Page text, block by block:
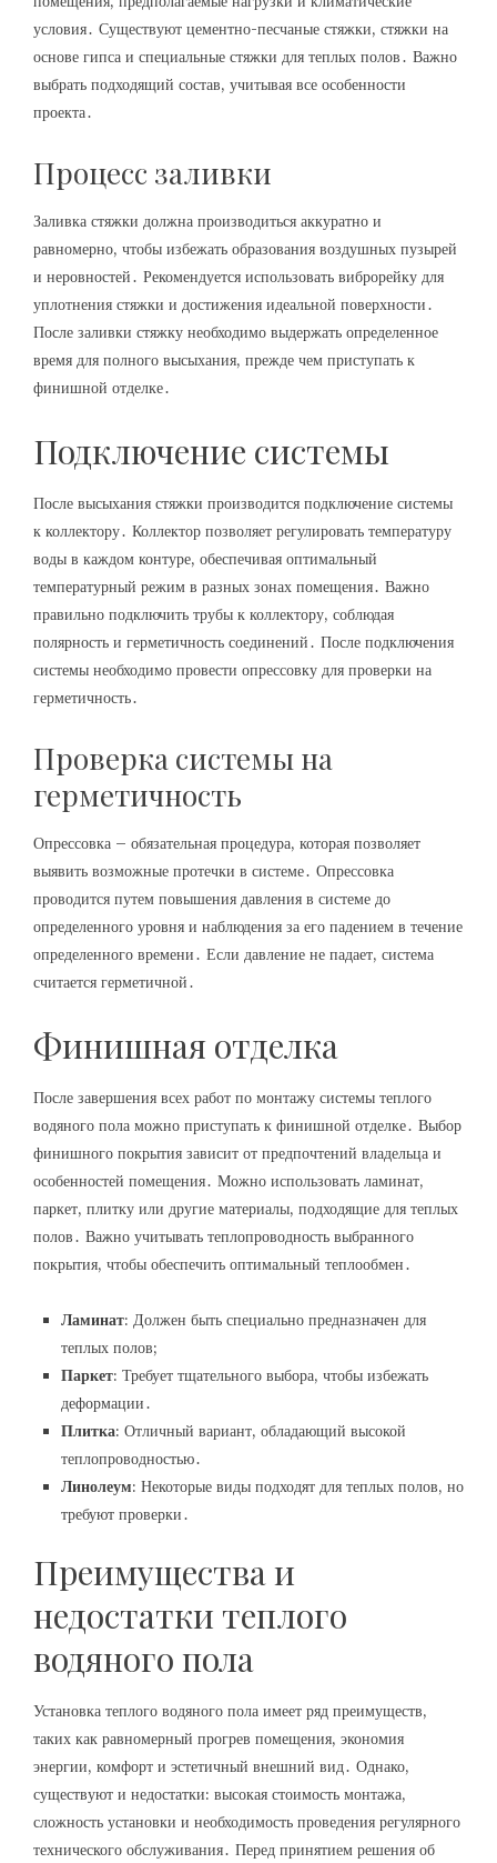
условия․ Существуют цементно-песчаные стяжки, стяжки на
основе гипса и специальные стяжки для теплых полов․ Важно
выбрать подходящий состав, учитывая все особенности
проекта․
Процесс заливки
Заливка стяжки должна производиться аккуратно и
равномерно, чтобы избежать образования воздушных пузырей
и неровностей․ Рекомендуется использовать виброрейку для
уплотнения стяжки и достижения идеальной поверхности․
После заливки стяжку необходимо выдержать определенное
время для полного высыхания, прежде чем приступать к
финишной отделке․
Подключение системы
После высыхания стяжки производится подключение системы
к коллектору․ Коллектор позволяет регулировать температуру
воды в каждом контуре, обеспечивая оптимальный
температурный режим в разных зонах помещения․ Важно
правильно подключить трубы к коллектору, соблюдая
полярность и герметичность соединений․ После подключения
системы необходимо провести опрессовку для проверки на
герметичность․
Проверка системы на
герметичность
Опрессовка – обязательная процедура, которая позволяет
выявить возможные протечки в системе․ Опрессовка
проводится путем повышения давления в системе до
определенного уровня и наблюдения за его падением в течение
определенного времени․ Если давление не падает, система
считается герметичной․
Финишная отделка
После завершения всех работ по монтажу системы теплого
водяного пола можно приступать к финишной отделке․ Выбор
финишного покрытия зависит от предпочтений владельца и
особенностей помещения․ Можно использовать ламинат,
паркет, плитку или другие материалы, подходящие для теплых
полов․ Важно учитывать теплопроводность выбранного
покрытия, чтобы обеспечить оптимальный теплообмен․
Ламинат: Должен быть специально предназначен для
теплых полов;
Паркет: Требует тщательного выбора, чтобы избежать
деформации․
Плитка: Отличный вариант, обладающий высокой
теплопроводностью․
Линолеум: Некоторые виды подходят для теплых полов, но
требуют проверки․
Преимущества и
недостатки теплого
водяного пола
Установка теплого водяного пола имеет ряд преимуществ,
таких как равномерный прогрев помещения, экономия
энергии, комфорт и эстетичный внешний вид․ Однако,
существуют и недостатки: высокая стоимость монтажа,
сложность установки и необходимость проведения регулярного
технического обслуживания․ Перед принятием решения об